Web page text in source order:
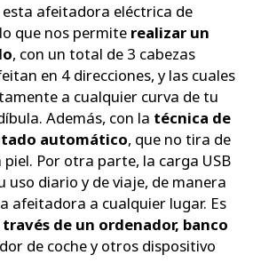
afeitadora eléctrica de
que nos permite realizar un
, con un total de 3 cabezas
en 4 direcciones, y las cuales
a cualquier curva de tu
Además, con la técnica de
automático, que no tira de
Por otra parte, la carga USB
uso diario y de viaje, de manera
afeitadora a cualquier lugar. Es
de un ordenador, banco
de coche y otros dispositivo